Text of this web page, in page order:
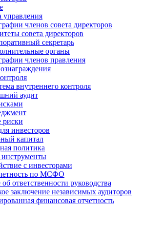
управления
членов совета директоров
совета директоров
секретарь
органы
членов правления
внутреннего контроля
аудит
инвесторов
капитал
политика
с инвеcторами
по МСФО
ответственности руководства
заключение независимых аудиторов
финансовая отчетность